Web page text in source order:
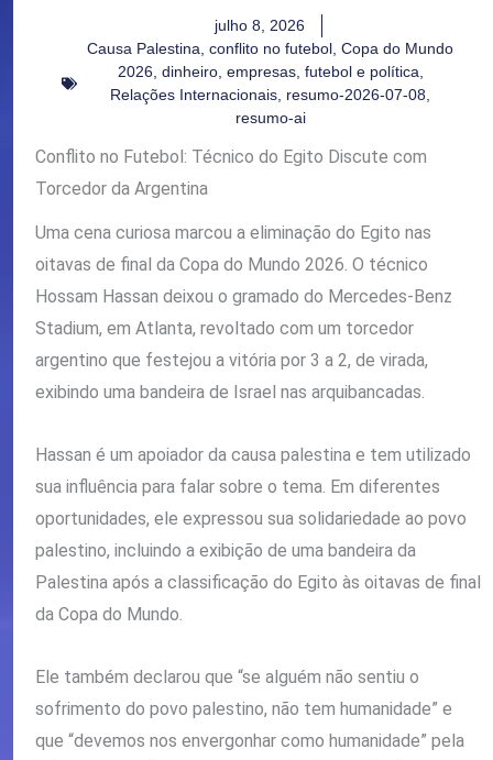
julho 8, 2026
Causa Palestina conflito no futebol Copa do Mundo
2026, dinheiro, empresas, futebol e política
Relações Internacionais resumo-2026-07-08
resumo-ai
Conflito no Futebol: Técnico do Egito Discute com
Torcedor da Argentina
Uma cena curiosa marcou a eliminação do Egito nas
oitavas de final da Copa do Mundo 2026. O técnico
Hossam Hassan deixou o gramado do Mercedes-Benz
Stadium, em Atlanta, revoltado com um torcedor
argentino que festejou a vitória por 3 a 2, de virada,
exibindo uma bandeira de Israel nas arquibancadas.
Hassan é um apoiador da causa palestina e tem utilizado
sua influência para falar sobre o tema. Em diferentes
oportunidades, ele expressou sua solidariedade ao povo
palestino, incluindo a exibição de uma bandeira da
Palestina após a classificação do Egito às oitavas de final
da Copa do Mundo.
Ele também declarou que “se alguém não sentiu o
sofrimento do povo palestino, não tem humanidade” e
que “devemos nos envergonhar como humanidade” pela